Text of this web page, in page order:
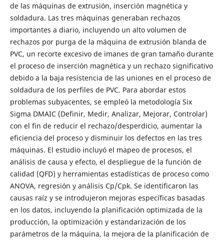
de las máquinas de extrusión, inserción magnética y
soldadura. Las tres máquinas generaban rechazos
importantes a diario, incluyendo un alto volumen de
rechazos por purga de la máquina de extrusión blanda de
PVC, un recorte excesivo de imanes de gran tamaño durante
el proceso de inserción magnética y un rechazo significativo
debido a la baja resistencia de las uniones en el proceso de
soldadura de los perfiles de PVC. Para abordar estos
problemas subyacentes, se empleó la metodología Six
Sigma DMAIC (Definir, Medir, Analizar, Mejorar, Controlar)
con el fin de reducir el rechazo/desperdicio, aumentar la
eficiencia del proceso y disminuir los defectos en las tres
máquinas. El estudio incluyó el mapeo de procesos, el
análisis de causa y efecto, el despliegue de la función de
calidad (QFD) y herramientas estadísticas de proceso como
ANOVA, regresión y análisis Cp/Cpk. Se identificaron las
causas raíz y se introdujeron mejoras específicas basadas
en los datos, incluyendo la planificación optimizada de la
producción, la optimización y estandarización de los
parámetros de la máquina, la mejora de la planificación de